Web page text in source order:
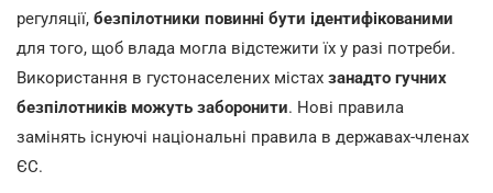
регуляції, безпілотники повинні бути ідентифікованими
для того, щоб влада могла відстежити їх у разі потреби.
Використання в густонаселених містах занадто гучних
безпілотників можуть заборонити. Нові правила
замінять існуючі національні правила в державах-членах
ЄС.